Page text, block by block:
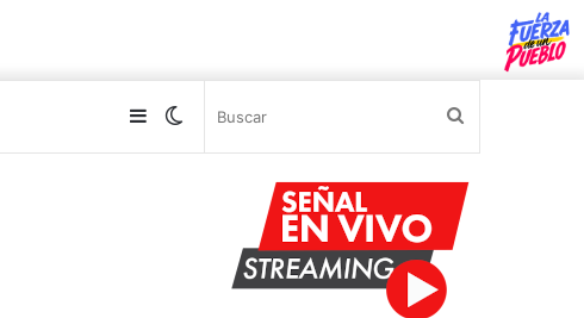
Switch
Sidebar